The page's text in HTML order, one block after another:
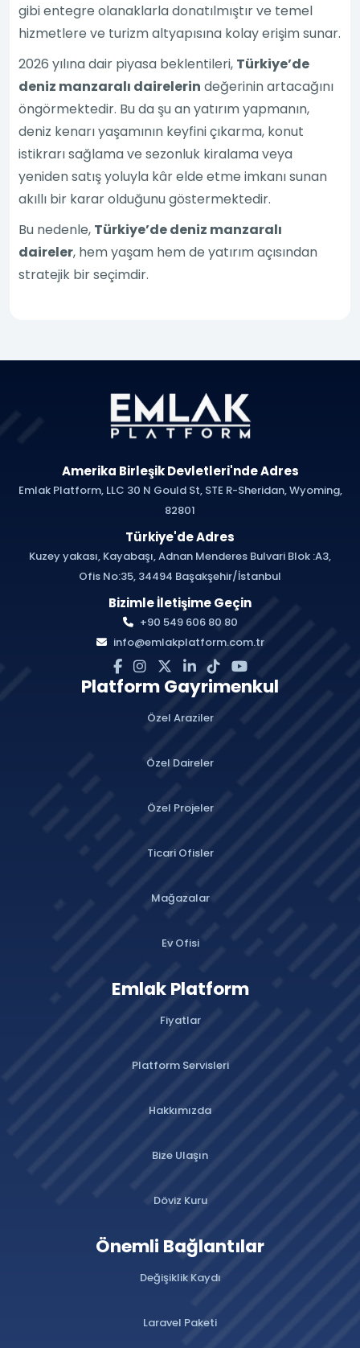
gibi entegre olanaklarla donatılmıştır ve temel
hizmetlere ve turizm altyapısına kolay erişim sunar.
2026 yılına dair piyasa beklentileri, Türkiye’de
deniz manzaralı dairelerin değerinin artacağını
öngörmektedir. Bu da şu an yatırım yapmanın,
deniz kenarı yaşamının keyfini çıkarma, konut
istikrarı sağlama ve sezonluk kiralama veya
yeniden satış yoluyla kâr elde etme imkanı sunan
akıllı bir karar olduğunu göstermektedir.
Bu nedenle, Türkiye’de deniz manzaralı
daireler, hem yaşam hem de yatırım açısından
stratejik bir seçimdir.
Amerika Birleşik Devletleri'nde Adres
Emlak Platform, LLC 30 N Gould St, STE R-Sheridan, Wyoming,
82801
Türkiye'de Adres
Kuzey yakası, Kayabaşı, Adnan Menderes Bulvari Blok :A3,
Ofis No:35, 34494 Başakşehir/İstanbul
Bizimle İletişime Geçin
+90 549 606 80 80
info@emlakplatform.com.tr
Platform Gayrimenkul
Özel Araziler
Özel Daireler
Özel Projeler
Ticari Ofisler
Mağazalar
Ev Ofisi
Emlak Platform
Fiyatlar
Platform Servisleri
Hakkımızda
Bize Ulaşın
Döviz Kuru
Önemli Bağlantılar
Değişiklik Kaydı
Laravel Paketi